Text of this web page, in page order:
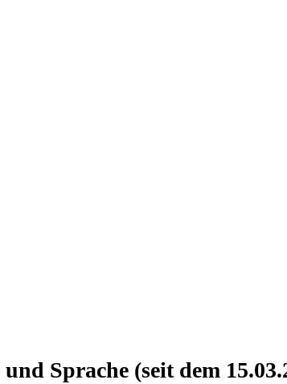
Sprache (seit dem